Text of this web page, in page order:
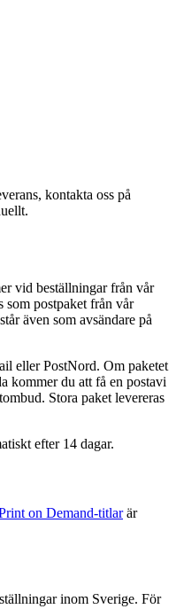
kontakta oss på
vid beställningar från vår
som postpaket från vår
även som avsändare på
eller PostNord. Om paketet
kommer du att få en postavi
Stora paket levereras
efter 14 dagar.
on Demand-titlarär
inom Sverige. För